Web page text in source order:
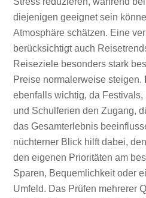
diejenigen geeignet sein
Atmosphäre schätzen. Eine
berücksichtigt auch
Reiseziele besonders stark
Preise normalerweise steigen.
ebenfalls wichtig, da
und Schulferien den Zugang,
das Gesamterlebnis
nüchterner Blick hilft dabei,
den eigenen Prioritäten am
Sparen, Bequemlichkeit oder
Umfeld. Das Prüfen mehrerer